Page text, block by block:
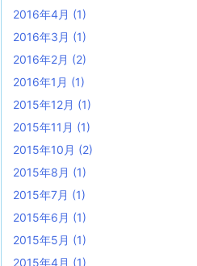
2016年4月 (1)
2016年3月 (1)
2016年2月 (2)
2016年1月 (1)
2015年12月 (1)
2015年11月 (1)
2015年10月 (2)
2015年8月 (1)
2015年7月 (1)
2015年6月 (1)
2015年5月 (1)
2015年4月 (1)